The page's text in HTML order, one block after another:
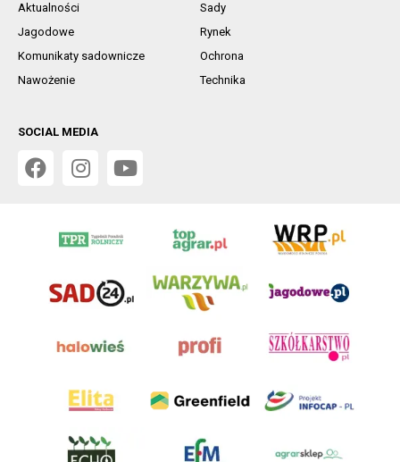
Aktualności
Sady
Jagodowe
Rynek
Komunikaty sadownicze
Ochrona
Nawożenie
Technika
SOCIAL MEDIA